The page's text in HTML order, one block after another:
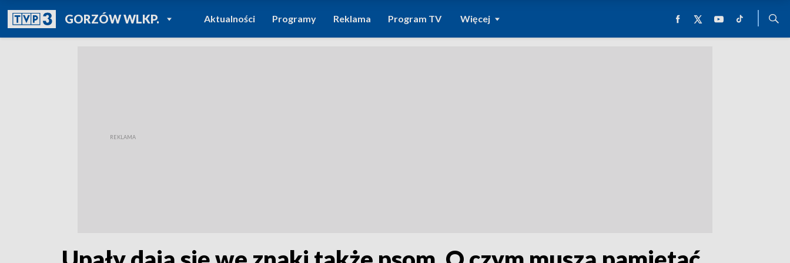
GORZÓW WLKP.POWRÓT DO
TVP REGIONY
Aktualności Programy Reklama Program TV Więcej